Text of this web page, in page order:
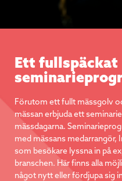
Ett fullspäckat
Förutom ett fullt mässgolv
mässan erbjuda ett
mässdagarna.
med mässans medarrangör,
som besökare lyssna in på
branschen. Här finns alla
något nytt eller fördjupa sig